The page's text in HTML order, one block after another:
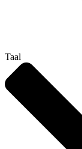
Taal